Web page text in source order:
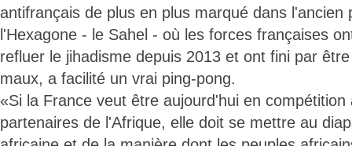
antifrançais de plus en plus marqué dans l'ancien
l'Hexagone - le Sahel - où les forces françaises
refluer le jihadisme depuis 2013 et ont fini par
maux, a facilité un vrai ping-pong.
«Si la France veut être aujourd'hui en
partenaires de l'Afrique, elle doit se mettre au